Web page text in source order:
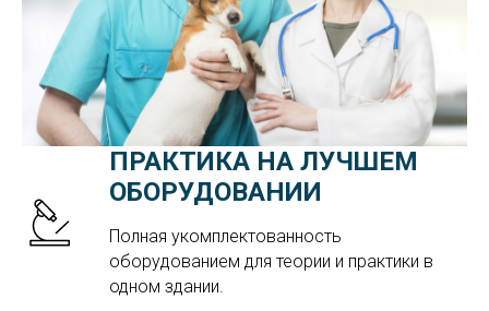
ПРАКТИКА НА ЛУЧШЕМ
ОБОРУДОВАНИИ
Полная укомплектованность
оборудованием для теории и практики в
одном здании.